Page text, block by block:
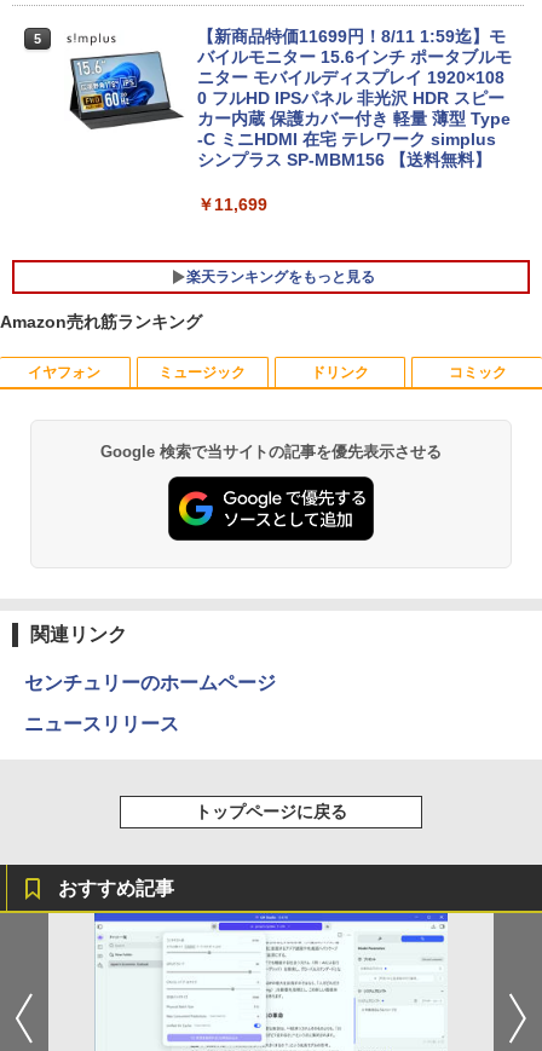
【新品】【楽天1位！】ノートパソコン
新品第13世代CPU搭載ノートPC Office
付きノートパソコン 初心者向け Window
s11 初期設定済 Webカメラ zoom 日本語
キーボード 14.1型 Intel Celeron メモリ
8GB SSD1TB(最大) 大容量バッテリービ
￥42,980
Acer｜エイサー 超小型 デスクトップパ
ソコン RB102-N18U(Windows 11 Pro/I
ntel Processor N150/メモリ 8GB/SSD 2
56GB) RB102-N18U
￥52,800
5
【新商品特価11699円！8/11 1:59迄】モ
バイルモニター 15.6インチ ポータブルモ
ニター モバイルディスプレイ 1920×108
0 フルHD IPSパネル 非光沢 HDR スピー
カー内蔵 保護カバー付き 軽量 薄型 Type
-C ミニHDMI 在宅 テレワーク simplus
シンプラス SP-MBM156 【送料無料】
￥11,699
楽天ランキングをもっと見る
1
アンダーニンジャ（18） 【電子書籍】[
￥792
3
￥726
キングダム 80 （ヤングジャンプコミッ
クス） [ 原 泰久 ]
￥770
Amazon売れ筋ランキング
イヤフォン
Anker Soundcore P40i ブラック
￥7,990
￥14,990
【2026年アップグレード版】AOKIMI ワイヤ
レスイヤホン bluetooth イヤホン V12 小型
軽量 ブルートゥースHi-Fi 最大36時間再生 ぶ
るーとゅーす コードレス ENCノイズキャン
セリング 自動ペアリング Type-C充電 マイク
付き 防水 タッチ式音量調整 スポーツ/通勤/通
学/WEB会議(ホワイト)
ミュージック
BRUCE WAYNE feat. Flo Milli, ATL Jacob
[Explicit]
￥250
￥250
￥250
On My Road (Stadium ver.)
￥250
ドリンク
【Amazon.co.jp限定】 い・ろ・は・す 2L P
ET ラベルレス ×8本
￥1,112
ットル (Smart Basic)
￥1,117
by Amazon 炭酸水 ラベルレス 500ml ×24本
強炭酸水 ペットボトル 500ミリリットル (Sm
art Basic)
￥1,625
コミック
薬屋のひとりごと 17巻 (デジタル版ビッグガ
ンガンコミックス)
￥770
￥832
￥594
HUNTER×HUNTER モノクロ版 39 (ジャンプ
コミックスDIGITAL)
￥572
Google 検索で当サイトの記事を優先表示させる
関連リンク
センチュリーのホームページ
ニュースリリース
トップページに戻る
おすすめ記事